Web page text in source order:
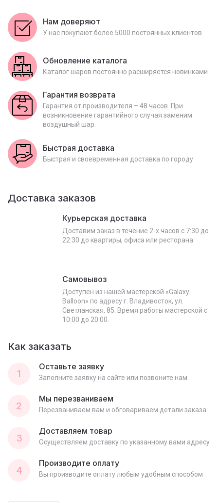
Нам доверяют
У нас покупают более 5000 постоянных клиентов
Обновление каталога
Каталог шаров постоянно расширяется новинками
Гарантия возврата
Гарантия от производителя – 48 часов. При
возникновение гарантийного случая заменим
воздушный шар.
Быстрая доставка
Быстрая и своевременная доставка по городу
Доставка заказов
Курьерская доставка
Доставим заказ в течение 2-х часов с 7:30 до
22:30 до квартиры, офиса или ресторана.
Самовывоз
Доступен из нашей мастерской «Galaxy
Balloon» по адресу г. Владивосток, ул.
Светланская, 85. Время работы мастерской с
10:00 до 20:00.
Как заказать
1
Оставьте заявку
Заполните заявку на сайте или позвоните нам
2
Мы перезваниваем
Перезваниваем вам и обговариваем детали заказа
3
Доставляем товар
Осуществляем доставку по указанному вами адресу
4
Производите оплату
Вы производите оплату любым удобным способом